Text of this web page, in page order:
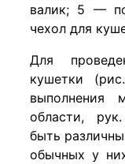
валик; 5 —
чехол для
Для
кушетки
выполнения
области,
быть
обычных у